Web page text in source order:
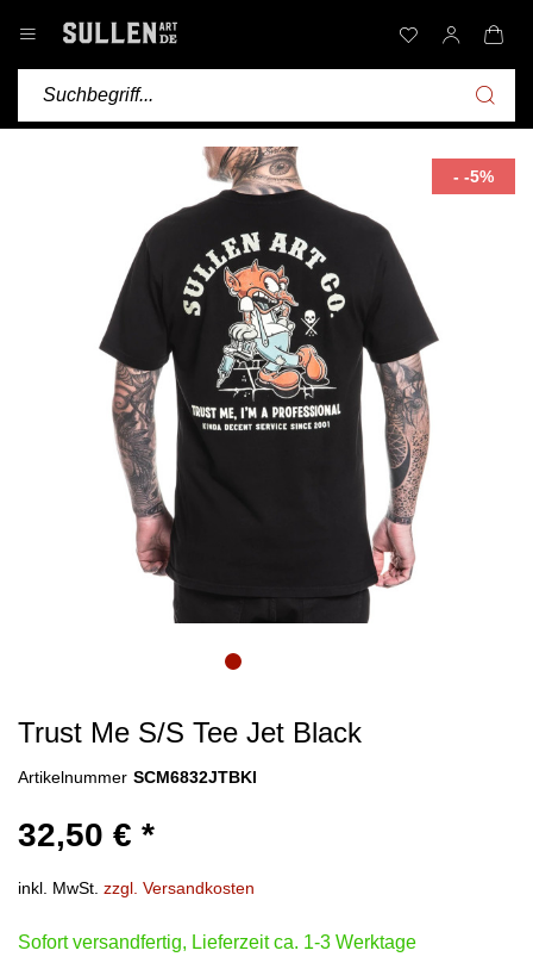
- -5%
Trust Me S/S Tee Jet Black
Artikelnummer SCM6832JTBKl
32,50 € *
inkl. MwSt. zzgl. Versandkosten
Sofort versandfertig, Lieferzeit ca. 1-3 Werktage